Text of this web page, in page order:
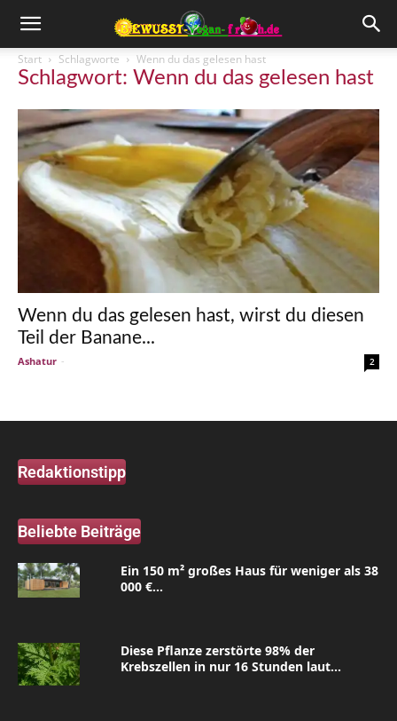
Start Schlagworte Wenn du das gelesen hast
Schlagwort: Wenn du das gelesen hast
Wenn du das gelesen hast, wirst du diesen
Teil der Banane...
Ashatur - 2
Redaktionstipp
Beliebte Beiträge
Ein 150 m² großes Haus für weniger als 38
000 €...
Diese Pflanze zerstörte 98% der
Krebszellen in nur 16 Stunden laut...